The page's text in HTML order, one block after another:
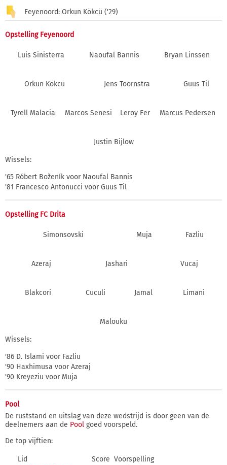
Feyenoord: Orkun Kökcü ('29)
Opstelling Feyenoord
Luis Sinisterra Naoufal Bannis Bryan Linssen
Orkun Kökcü Jens Toornstra Guus Til
Tyrell Malacia Marcos Senesi Leroy Fer Marcus Pedersen
Justin Bijlow
Wissels:
'65 Róbert Boženík voor Naoufal Bannis
'81 Francesco Antonucci voor Guus Til
Opstelling FC Drita
Simonsovski Muja Fazliu
Azeraj Jashari Vucaj
Blakcori Cuculi Jamal Limani
Malouku
Wissels:
'86 D. Islami voor Fazliu
'90 Haxhimusa voor Azeraj
'90 Kreyeziu voor Muja
Pool
De ruststand en uitslag van deze wedstrijd is door geen van de
deelnemers aan de Pool goed voorspeld.
De top vijftien:
Lid Score Voorspelling